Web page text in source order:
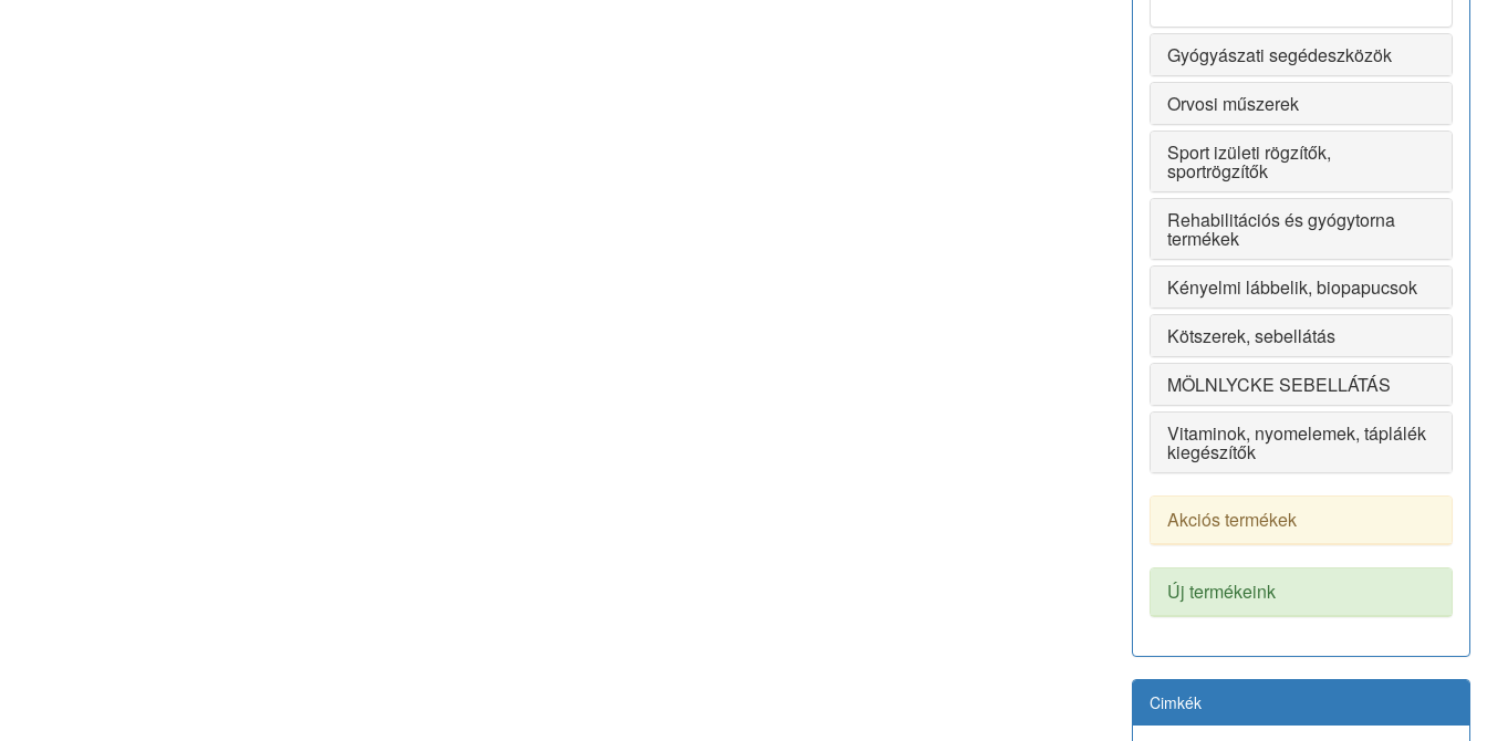
Gyógyászati segédeszközök
Orvosi műszerek
Sport izületi rögzítők,
sportrögzítők
Rehabilitációs és gyógytorna
termékek
Kényelmi lábbelik, biopapucsok
Kötszerek, sebellátás
MÖLNLYCKE SEBELLÁTÁS
Vitaminok, nyomelemek, táplálék
kiegészítők
Akciós termékek
Új termékeink
Cimkék